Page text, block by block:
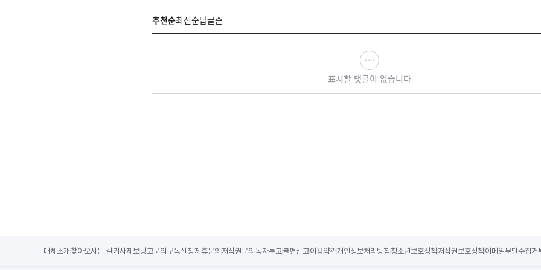
추천순최신순답글순
표시할 댓글이 없습니다
매체소개 찾아오시는 길기사제보광고문의 구독신청제휴문의 저작권문의 독자투고불편신고이용약관개인정보처리방침 청소년보호정책저작권보호정책 이메일무단수집거